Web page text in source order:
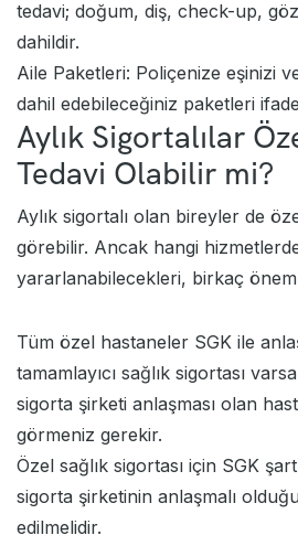
tedavi; doğum, diş, check-up,
dahildir.
Aile Paketleri: Poliçenize eşinizi
dahil edebileceğiniz paketleri
Aylık Sigortalılar
Tedavi Olabilir mi?
Aylık sigortalı olan bireyler de
görebilir. Ancak hangi
yararlanabilecekleri, birkaç
Tüm özel hastaneler SGK ile
tamamlayıcı sağlık sigortası
sigorta şirketi anlaşması olan
görmeniz gerekir.
Özel sağlık sigortası için SGK
sigorta şirketinin anlaşmalı
edilmelidir.